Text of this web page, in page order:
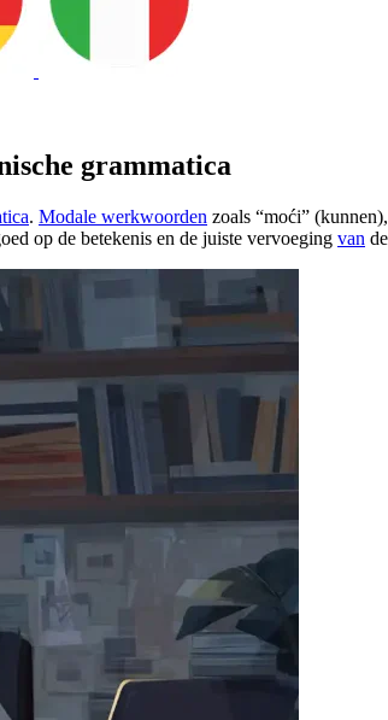
grammatica
. Modale werkwoorden zoals “moći”
op de betekenis en de juiste vervoeging van